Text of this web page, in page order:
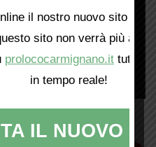
il nostro nuovo sito web!
sito non verrà più
prolococarmignano.it tutti i
in tempo reale!
IL NUOVO